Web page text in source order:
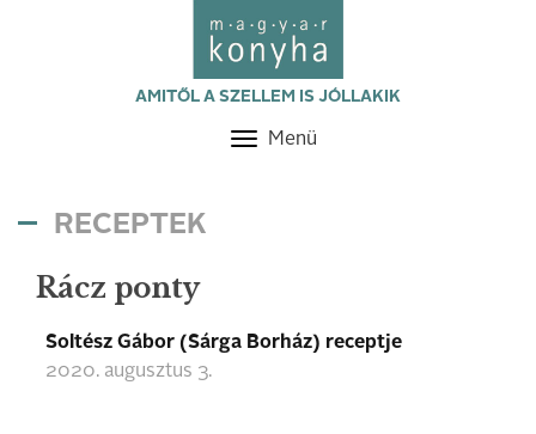
AMITŐL A SZELLEM IS JÓLLAKIK
Toggle
Menü
RECEPTEK
Rácz ponty
Soltész Gábor (Sárga Borház) receptje
2020. augusztus 3.